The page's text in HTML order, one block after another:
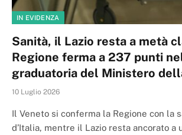
IN EVIDENZA
Sanità, il Lazio resta a metà
Regione ferma a 237 punti
graduatoria del Ministero
10 Luglio 2026
Il Veneto si conferma la Regione con la
d’Italia, mentre il Lazio resta ancorato a